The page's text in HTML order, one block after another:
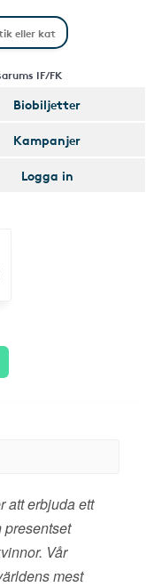
IF/FK
Biobiljetter
Kampanjer
Logga in
att erbjuda ett
presentset
Vår
mest